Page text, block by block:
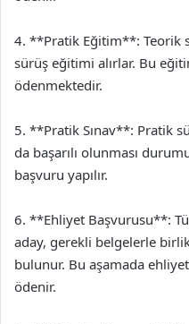
4. **Pratik Eğitim**: Teorik
sürüş eğitimi alırlar. Bu
ödenmektedir.
5. **Pratik Sınav**: Pratik
da başarılı olunması
başvuru yapılır.
6. **Ehliyet Başvurusu**:
aday, gerekli belgelerle
bulunur. Bu aşamada
ödenir.